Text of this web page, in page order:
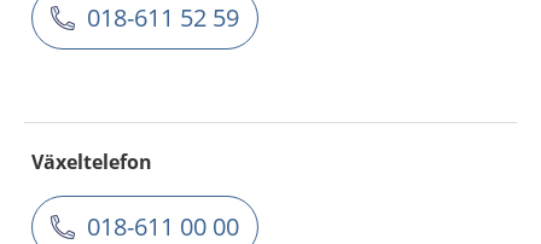
018-611 52 59
Växeltelefon
018-611 00 00